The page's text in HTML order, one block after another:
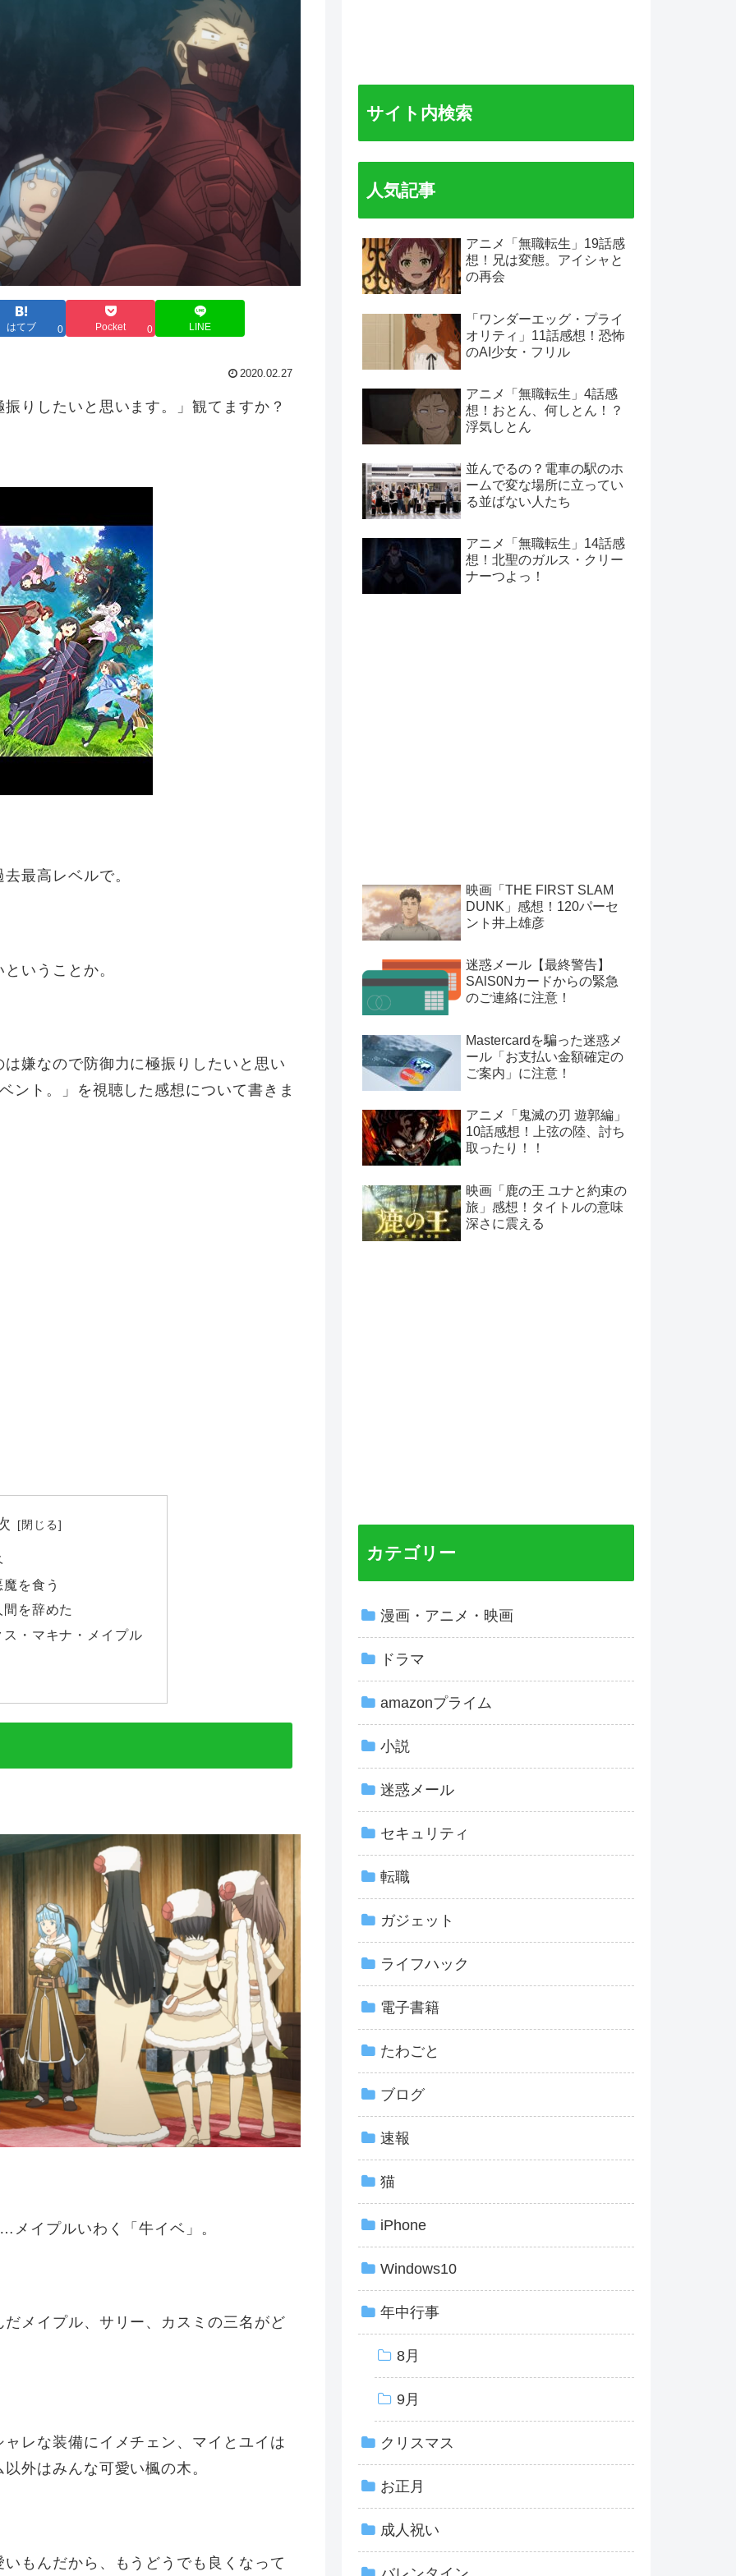
はてブ 0 Pocket 0 LINE
2020.02.27
りしたいと思います。」観てますか？
最高レベルで。
いうことか。
嫌なので防御力に極振りしたいと思い
ント。」を視聴した感想について書きま
を食う
を辞めた
・マキナ・メイプル
イプルいわく「牛イベ」。
メイプル、サリー、カスミの三名がど
レな装備にイメチェン、マイとユイは
外はみんな可愛い楓の木。
もんだから、もうどうでも良くなって
サイト内検索
人気記事
アニメ「無職転生」19話感
想！兄は変態。アイシャと
の再会
「ワンダーエッグ・プライ
オリティ」11話感想！恐怖
のAI少女・フリル
アニメ「無職転生」4話感
想！おとん、何しとん！？
浮気しとん
並んでるの？電車の駅のホ
ームで変な場所に立ってい
る並ばない人たち
アニメ「無職転生」14話感
想！北聖のガルス・クリー
ナーつよっ！
映画「THE FIRST SLAM
DUNK」感想！120パーセ
ント井上雄彦
迷惑メール【最終警告】
SAlS0Nカードからの緊急
のご連絡に注意！
Mastercardを騙った迷惑メ
ール「お支払い金額確定の
ご案内」に注意！
アニメ「鬼滅の刃 遊郭編」
10話感想！上弦の陸、討ち
取ったり！！
映画「鹿の王 ユナと約束の
旅」感想！タイトルの意味
深さに震える
カテゴリー
漫画・アニメ・映画
ドラマ
amazonプライム
小説
迷惑メール
セキュリティ
転職
ガジェット
ライフハック
電子書籍
たわごと
ブログ
速報
猫
iPhone
Windows10
年中行事
8月
9月
クリスマス
お正月
成人祝い